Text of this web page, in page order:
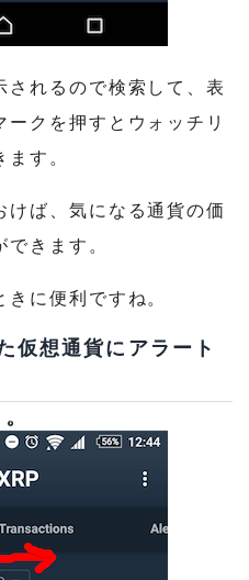
れるので検索して、表
クを押すとウォッチリ
す。
けば、気になる通貨の価
きます。
に便利ですね。
仮想通貨にアラート